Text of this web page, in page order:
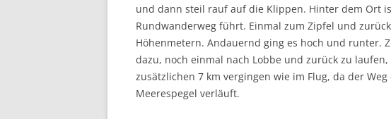
und dann steil rauf auf die Klippen. Hinter dem Ort
Rundwanderweg führt. Einmal zum Zipfel und
Höhenmetern. Andauernd ging es hoch und runter.
dazu, noch einmal nach Lobbe und zurück zu
zusätzlichen 7 km vergingen wie im Flug, da der
Meerespegel verläuft.